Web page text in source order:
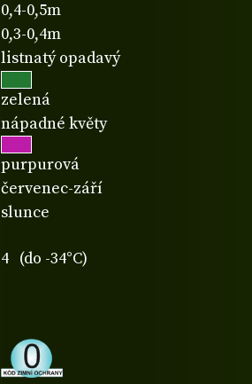
0,4-0,5m
0,3-0,4m
listnatý opadavý
zelená
nápadné květy
purpurová
červenec-září
slunce
4 (do -34°C)